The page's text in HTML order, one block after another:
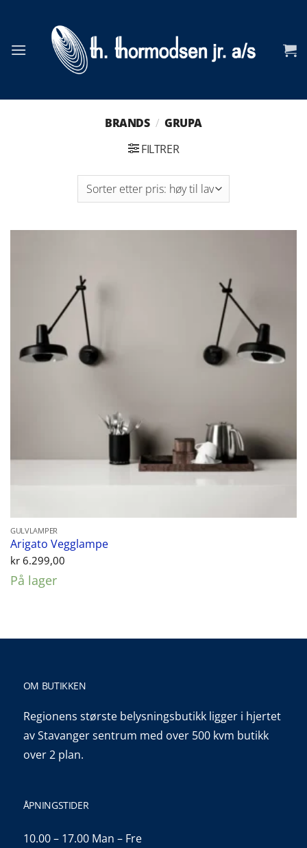
content
BRANDS / GRUPA
FILTRER
GULVLAMPER
Arigato Vegglampe
kr6.299,00
På lager
OM BUTIKKEN
Regionens største belysningsbutikk ligger i hjertet
av Stavanger sentrum med over 500 kvm butikk
over 2 plan.
ÅPNINGSTIDER
10.00 – 17.00 Man – Fre